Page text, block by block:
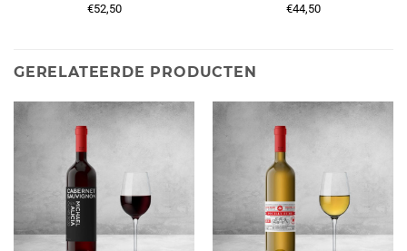
€52,50 €44,50
GERELATEERDE PRODUCTEN